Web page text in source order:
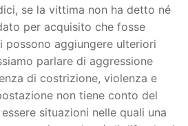
se la vittima non ha detto né
per acquisito che fosse
possono aggiungere ulteriori
parlare di aggressione
di costrizione, violenza e
non tiene conto del
situazioni nelle quali una